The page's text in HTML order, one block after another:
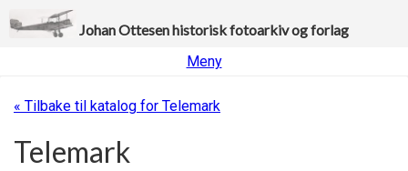
Johan Ottesen historisk fotoarkiv og forlag
Meny
« Tilbake til katalog for Telemark
Telemark